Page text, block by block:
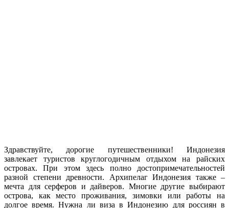
Здравствуйте, дорогие путешественники! Индонезия
завлекает туристов круглогодичным отдыхом на райских
островах. При этом здесь полно достопримечательностей
разной степени древности. Архипелаг Индонезия также –
мечта для серферов и дайверов. Многие другие выбирают
острова, как место проживания, зимовки или работы на
долгое время. Нужна ли виза в Индонезию для россиян в